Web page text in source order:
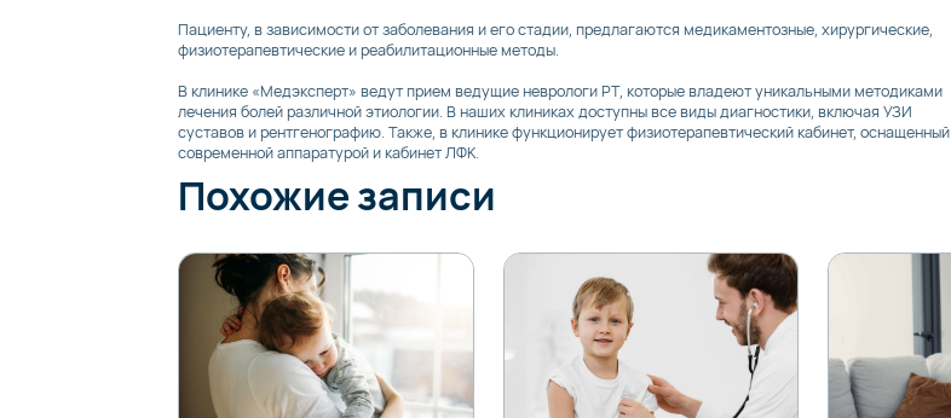
Пациенту, в зависимости от заболевания и его стадии, предлагаются медикаментозные, хирургические,
физиотерапевтические и реабилитационные методы.
В клинике «Медэксперт» ведут прием ведущие неврологи РТ, которые владеют уникальными методиками
лечения болей различной этиологии. В наших клиниках доступны все виды диагностики, включая УЗИ
суставов и рентгенографию. Также, в клинике функционирует физиотерапевтический кабинет, оснащенный
современной аппаратурой и кабинет ЛФК.
Похожие записи